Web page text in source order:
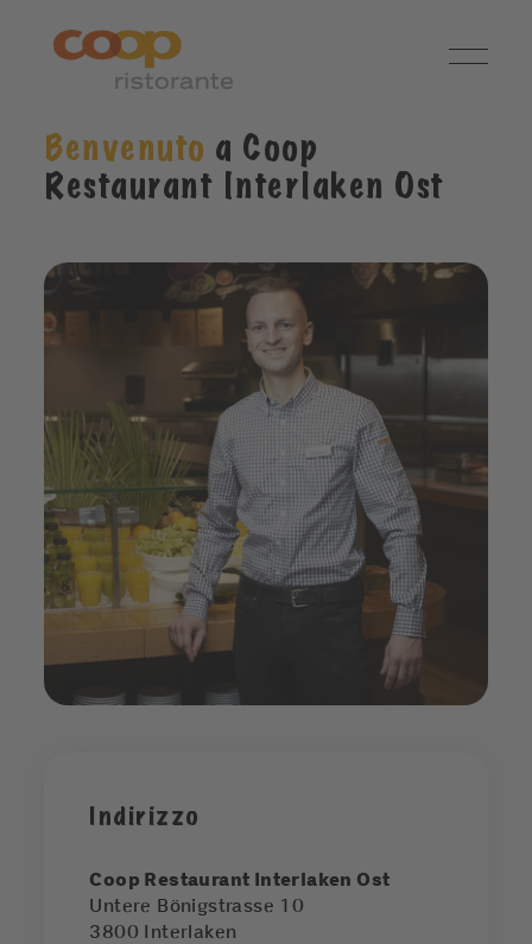
Benvenuto a Coop
Restaurant Interlaken Ost
Indirizzo
Coop Restaurant Interlaken Ost
Untere Bönigstrasse 10
3800 Interlaken